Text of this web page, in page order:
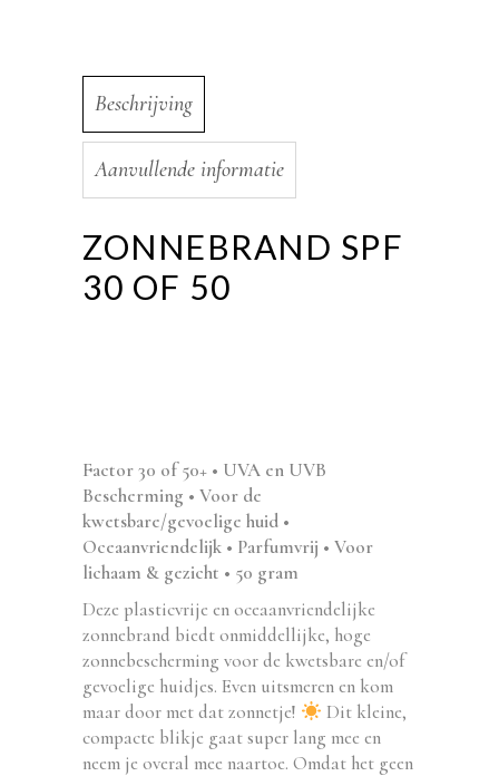
Beschrijving
Aanvullende informatie
ZONNEBRAND SPF
30 OF 50
Factor 30 of 50+ • UVA en UVB
Bescherming • Voor de
kwetsbare/gevoelige huid •
Oceaanvriendelijk • Parfumvrij • Voor
lichaam & gezicht • 50 gram
Deze plasticvrije en oceaanvriendelijke
zonnebrand biedt onmiddellijke, hoge
zonnebescherming voor de kwetsbare en/of
gevoelige huidjes. Even uitsmeren en kom
maar door met dat zonnetje!
Dit kleine,
compacte blikje gaat super lang mee en
neem je overal mee naartoe. Omdat het geen